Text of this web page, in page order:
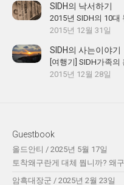
SIDH의 낙서하기
2015년 SIDH의 10대
2015년 12월 31일
SIDH의 사는이야기
[여행기] SIDH가족
2015년 12월 28일
Guestbook
올드안티 / 2025년 5월 17일
토착왜구란게 대체 뭡니까? 왜
암흑대장군 / 2025년 2월 23일